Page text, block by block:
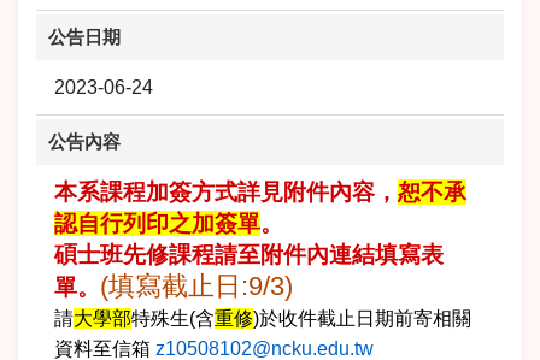
公告日期
2023-06-24
公告內容
本系課程加簽方式詳見附件內容， 恕不承
認自行列印之加簽單。
碩士班先修課程請至附件內連結填寫表
單。 (填寫截止日:9/3)
請大學部特殊生(含重修)於收件截止日期前寄相關
資料至信箱 z10508102@ncku.edu.tw